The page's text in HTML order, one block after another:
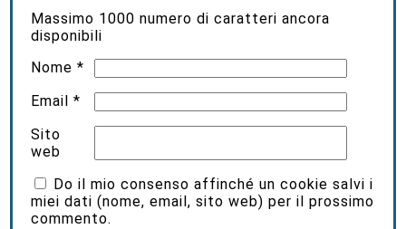
Massimo 1000 numero di caratteri ancora
disponibili
Nome*
Email*
Sito
web
Do il mio consenso affinché un cookie salvi i
miei dati (nome, email, sito web) per il prossimo
commento.